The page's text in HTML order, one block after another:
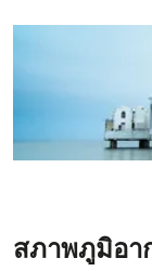
สภาพภูมิอา